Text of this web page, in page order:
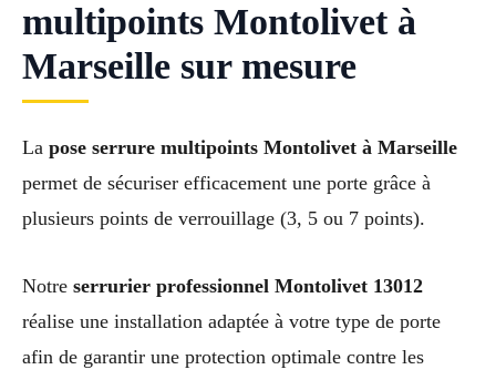
multipoints Montolivet à
Marseille sur mesure
La pose serrure multipoints Montolivet à Marseille
permet de sécuriser efficacement une porte grâce à
plusieurs points de verrouillage (3, 5 ou 7 points).
Notre serrurier professionnel Montolivet 13012
réalise une installation adaptée à votre type de porte
afin de garantir une protection optimale contre les